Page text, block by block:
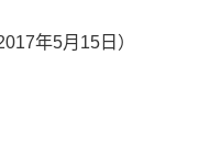
年5月15日）